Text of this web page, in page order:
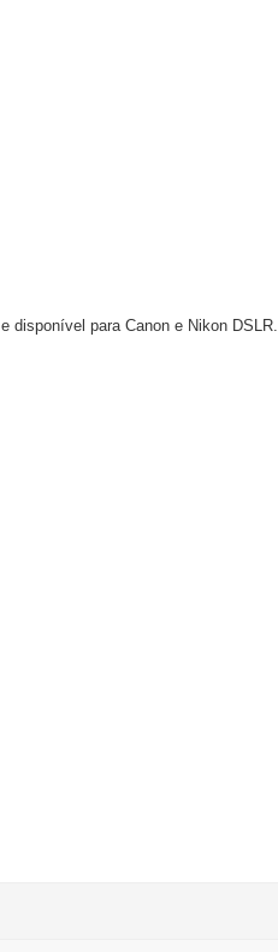
disponível para Canon e Nikon DSLR.